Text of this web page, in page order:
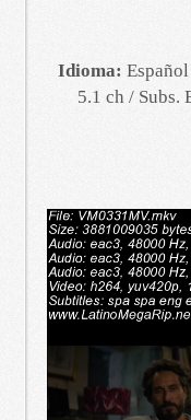
Idioma:
5.1 ch / Subs.